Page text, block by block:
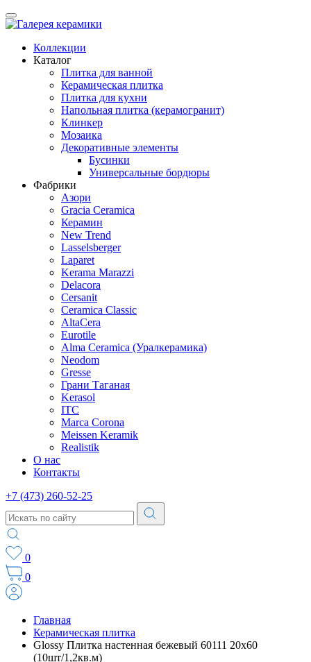
Коллекции
Каталог
Плитка для ванной
Керамическая плитка
Плитка для кухни
Напольная плитка (керамогранит)
Клинкер
Мозаика
Декоративные элементы
Бусинки
Универсальные бордюры
Фабрики
Азори
Gracia Ceramica
Керамин
New Trend
Lasselsberger
Laparet
Kerama Marazzi
Delacora
Cersanit
Ceramica Classic
AltaCera
Eurotile
Alma Ceramica (Уралкерамика)
Neodom
Gresse
Грани Таганая
Kerasol
ITC
Marca Corona
Meissen Keramik
Realistik
О нас
Контакты
+7 (473) 260-52-25
0
0
Главная
Керамическая плитка
Glossy Плитка настенная бежевый 60111 20х60
(10шт/1,2кв.м)